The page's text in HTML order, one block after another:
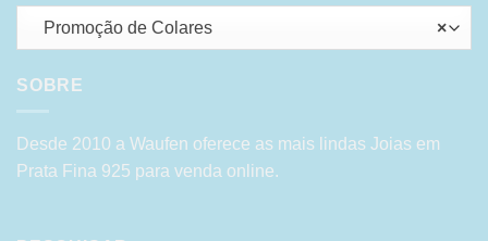
×
Promoção de Colares
SOBRE
Desde 2010 a Waufen oferece as mais lindas Joias em
Prata Fina 925 para venda online.